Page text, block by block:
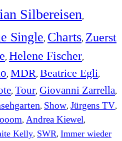
Silbereisen,
Single, Charts, Zuerst
, Helene Fischer,
, MDR, Beatrice Egli,
, Tour, Giovanni Zarrella,
, Show, Jürgens TV,
, Andrea Kiewel,
Kelly, SWR, Immer wieder